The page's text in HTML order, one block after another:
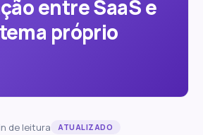
entre SaaS e
próprio
de leitura ATUALIZADO